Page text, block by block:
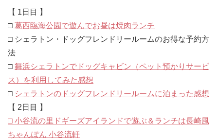
【 1日目 】
□ 葛西臨海公園で遊んでお昼は焼肉ランチ
□ シェラトン・ドッグフレンドリールームのお得な予約方
法
□ 舞浜シェラトンでドッグキャビン（ペット預かりサービ
ス）を利用してみた感想
□ シェラトンのドッグフレンドリールームに泊まった感想
【 2日目 】
□ 小谷流の里ドギーズアイランドで遊ぶ＆ランチは長崎風
ちゃんぽん 小谷流軒